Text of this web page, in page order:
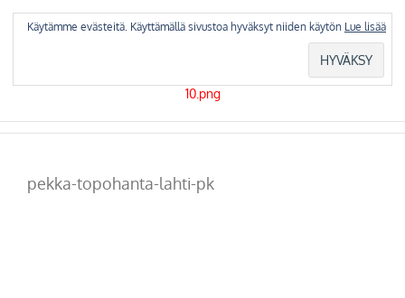
pekka-topohanta-lahti-pk
Käytämme evästeitä. Käyttämällä sivustoa hyväksyt niiden käytön Lue lisää